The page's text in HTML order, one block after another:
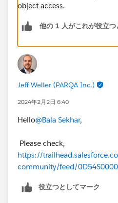
object access.
他の 1 人がこれが役立つ
Jeff Weller (PARQA Inc.)
2024年2月2日 6:40
Hello@Bala Sekhar,
Please check,
https://
community/feed/
役立つとしてマーク